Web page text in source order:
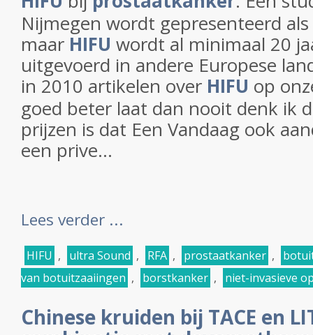
Nijmegen wordt gepresenteerd
maar HIFU wordt al minimaal 20
uitgevoerd in andere Europese
in 2010 artikelen over HIFU op
goed beter laat dan nooit denk ik
prijzen is dat Een Vandaag ook
een prive...
Lees verder ...
HIFU , ultra Sound , RFA , prostaatkanker ,
van botuitzaaiingen , borstkanker , niet-invasieve
Chinese kruiden bij TACE en